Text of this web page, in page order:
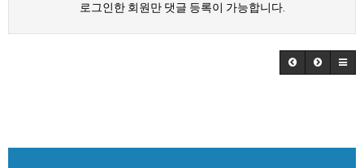
로그인한 회원만 댓글 등록이 가능합니다.